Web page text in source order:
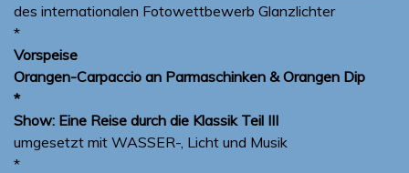
des internationalen Fotowettbewerb Glanzlichter
*
Vorspeise
Orangen-Carpaccio an Parmaschinken & Orangen Dip
*
Show: Eine Reise durch die Klassik Teil III
umgesetzt mit WASSER-, Licht und Musik
*